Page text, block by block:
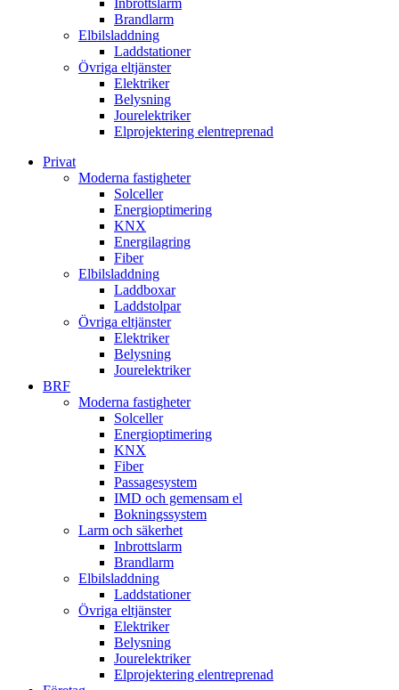
Inbrottslarm
Brandlarm
Elbilsladdning
Laddstationer
Övriga eltjänster
Elektriker
Belysning
Jourelektriker
Elprojektering elentreprenad
Privat
Moderna fastigheter
Solceller
Energioptimering
KNX
Energilagring
Fiber
Elbilsladdning
Laddboxar
Laddstolpar
Övriga eltjänster
Elektriker
Belysning
Jourelektriker
BRF
Moderna fastigheter
Solceller
Energioptimering
KNX
Fiber
Passagesystem
IMD och gemensam el
Bokningssystem
Larm och säkerhet
Inbrottslarm
Brandlarm
Elbilsladdning
Laddstationer
Övriga eltjänster
Elektriker
Belysning
Jourelektriker
Elprojektering elentreprenad